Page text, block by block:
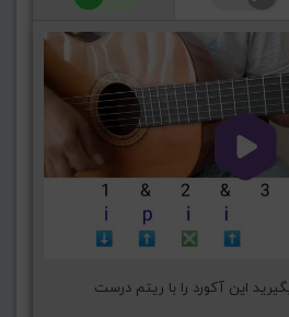
این آکورد را با ریتم درست